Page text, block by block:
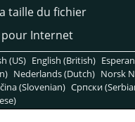
taille du fichier
pour Internet
(US) English (British)
Nederlands (Dutch) Norsk
(Slovenian) Српски